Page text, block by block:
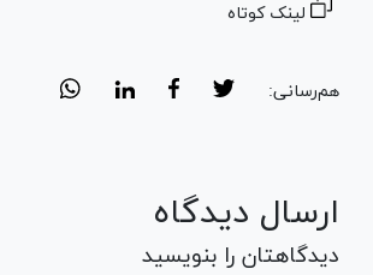
لینک کوتاه
هم‌رسانی:
ارسال دیدگاه
دیدگاهتان را بنویسید